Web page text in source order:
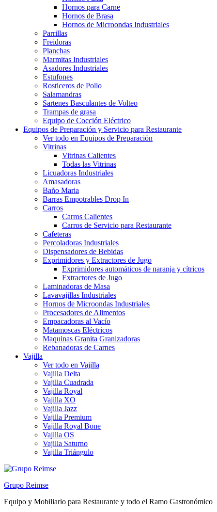
Hornos para Carne
Hornos de Brasa
Hornos de Microondas Industriales
Parrillas
Freidoras
Planchas
Marmitas Industriales
Asadores Industriales
Estufones
Rosticeros de Pollo
Salamandras
Sartenes Basculantes de Volteo
Trampas de grasa
Equipo de Cocción Eléctrico
Equipos de Preparación y Servicio para Restaurante
Ver todo en Equipos de Preparación
Vitrinas
Vitrinas Calientes
Todas las Vitrinas
Licuadoras Industriales
Amasadoras
Baño Maria
Barras Empotrables Drop In
Carros
Carros Calientes
Carros de Servicio para Restaurante
Cafeteras
Percoladoras Industriales
Dispensadores de Bebidas
Exprimidores y Extractores de Jugo
Exprimidores automáticos de naranja y cítricos
Extractores de Jugo
Laminadoras de Masa
Lavavajillas Industriales
Hornos de Microondas Industriales
Procesadores de Alimentos
Empacadoras al Vacío
Matamoscas Eléctricos
Maquinas Granita Granizadoras
Rebanadoras de Carnes
Vajilla
Ver todo en Vajilla
Vajilla Delta
Vajilla Cuadrada
Vajilla Royal
Vajilla XO
Vajilla Jazz
Vajilla Premium
Vajilla Royal Bone
Vajilla OS
Vajilla Saturno
Vajilla Triángulo
Grupo Reimse
Equipo y Mobiliario para Restaurante y todo el Ramo Gastronómico